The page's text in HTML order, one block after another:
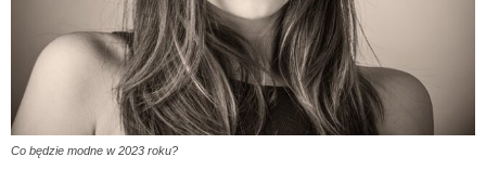
Co będzie modne w 2023 roku?